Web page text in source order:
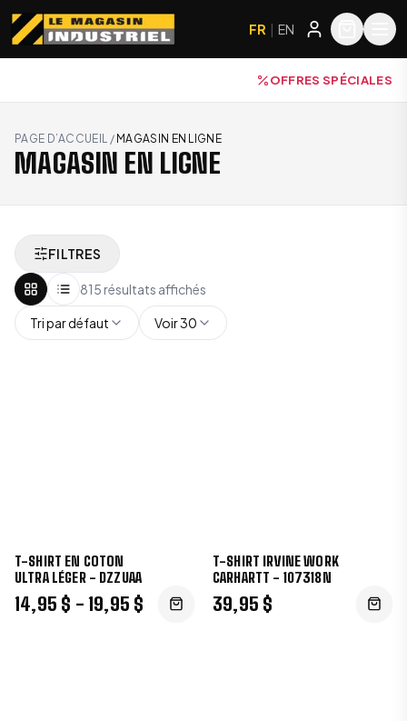
FR | EN
OFFRES SPÉCIALES
PAGE D’ACCUEIL / MAGASIN EN LIGNE
MAGASIN EN LIGNE
FILTRES
815 résultats affichés
Tri par défaut Voir 30
T-SHIRT EN COTON
ULTRA LÉGER - DZZUAA
14,95 $ - 19,95 $
T-SHIRT IRVINE WORK
CARHARTT - 107318N
39,95 $